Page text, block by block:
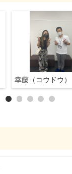
幸藤（コウドウ）